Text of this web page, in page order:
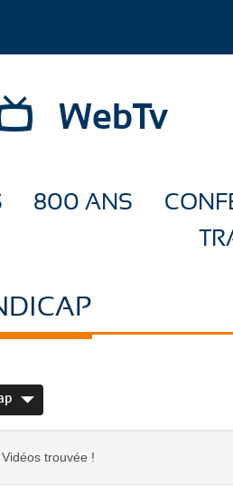
WebTv
800 ANS
trouvée !